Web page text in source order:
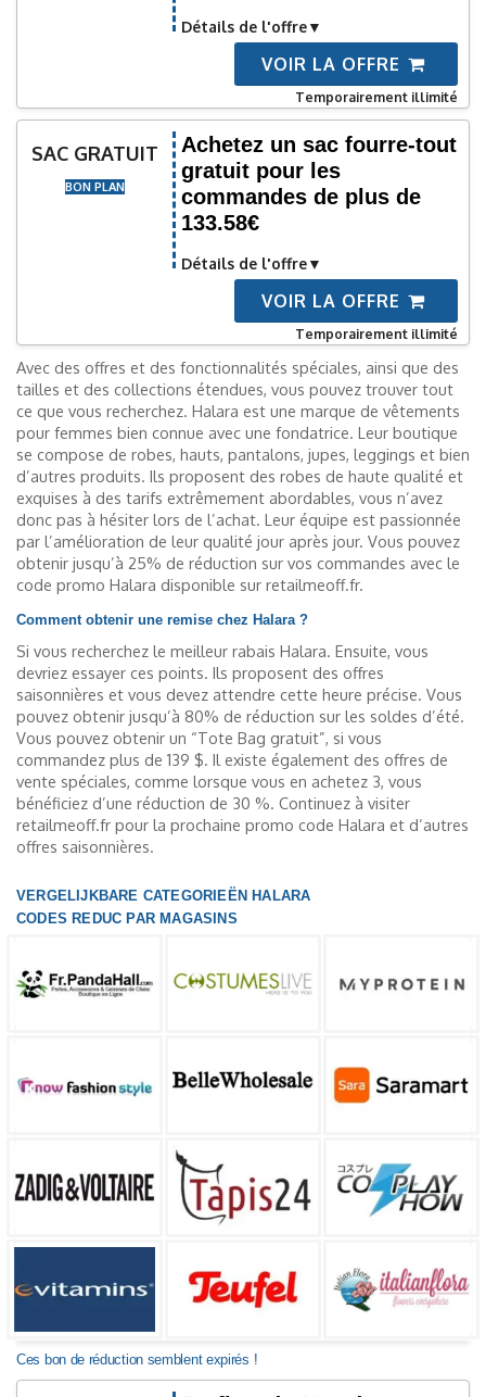
Détails de l'offre
VOIR LA OFFRE
Temporairement illimité
SAC GRATUIT
BON PLAN
Achetez un sac fourre-tout
gratuit pour les
commandes de plus de
133.58€
Détails de l'offre
VOIR LA OFFRE
Temporairement illimité
Avec des offres et des fonctionnalités spéciales, ainsi que des
tailles et des collections étendues, vous pouvez trouver tout
ce que vous recherchez. Halara est une marque de vêtements
pour femmes bien connue avec une fondatrice. Leur boutique
se compose de robes, hauts, pantalons, jupes, leggings et bien
d’autres produits. Ils proposent des robes de haute qualité et
exquises à des tarifs extrêmement abordables, vous n’avez
donc pas à hésiter lors de l’achat. Leur équipe est passionnée
par l’amélioration de leur qualité jour après jour. Vous pouvez
obtenir jusqu’à 25% de réduction sur vos commandes avec le
code promo Halara disponible sur retailmeoff.fr.
Comment obtenir une remise chez Halara ?
Si vous recherchez le meilleur rabais Halara. Ensuite, vous
devriez essayer ces points. Ils proposent des offres
saisonnières et vous devez attendre cette heure précise. Vous
pouvez obtenir jusqu’à 80% de réduction sur les soldes d’été.
Vous pouvez obtenir un “Tote Bag gratuit”, si vous
commandez plus de 139 $. Il existe également des offres de
vente spéciales, comme lorsque vous en achetez 3, vous
bénéficiez d’une réduction de 30 %. Continuez à visiter
retailmeoff.fr pour la prochaine promo code Halara et d’autres
offres saisonnières.
VERGELIJKBARE CATEGORIEËN HALARA
CODES REDUC PAR MAGASINS
Ces bon de réduction semblent expirés !